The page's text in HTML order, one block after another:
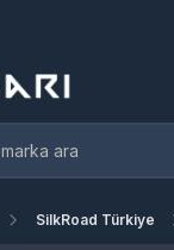
SilkRoad Türkiye